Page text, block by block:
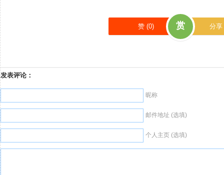
赞 (0) 赏 分享
发表评论：
昵称
邮件地址 (选填)
个人主页 (选填)